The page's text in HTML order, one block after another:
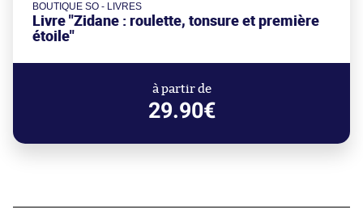
BOUTIQUE SO - LIVRES
Livre "Zidane : roulette, tonsure et première
étoile"
à partir de
29.90€